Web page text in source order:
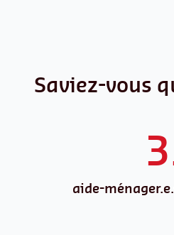
Saviez-vous
aide-